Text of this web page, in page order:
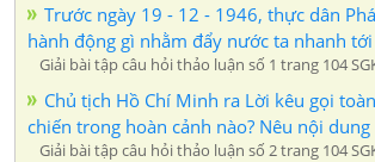
Trước ngày 19 - 12 - 1946, thực dân
hành động gì nhằm đẩy nước ta nhanh
Giải bài tập câu hỏi thảo luận số 1 trang 104
Chủ tịch Hồ Chí Minh ra Lời kêu gọi
chiến trong hoàn cảnh nào? Nêu nội
Giải bài tập câu hỏi thảo luận số 2 trang 104